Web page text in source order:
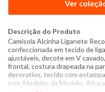
Ver
Descrição do Produto
Camisola Alcinha Liganete
confeccionada em tecido de
ajustáveis, decote em V
frontal, costura drapeada na
decorativo, tecido com
tom. Medidas da Modelo: